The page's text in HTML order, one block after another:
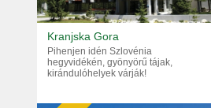
Kranjska Gora
Pihenjen idén Szlovénia
hegyvidékén, gyönyörű tájak,
kirándulóhelyek várják!